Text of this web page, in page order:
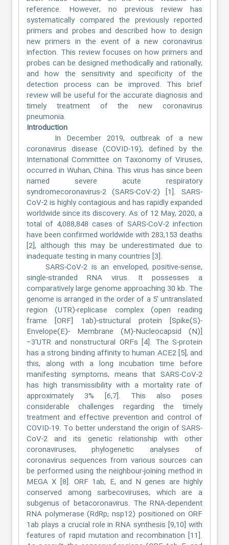
reference. However, no previous review has
systematically compared the previously reported
primers and probes and described how to design
new primers in the event of a new coronavirus
infection. This review focuses on how primers and
probes can be designed methodically and rationally,
and how the sensitivity and specificity of the
detection process can be improved. This brief
review will be useful for the accurate diagnosis and
timely treatment of the new coronavirus
pneumonia.
Introduction
In December 2019, outbreak of a new
coronavirus disease (COVID-19), defined by the
International Committee on Taxonomy of Viruses,
occurred in Wuhan, China. This virus has since been
named severe acute respiratory
syndromecoronavirus-2 (SARS-CoV-2) [1]. SARS-
CoV-2 is highly contagious and has rapidly expanded
worldwide since its discovery. As of 12 May, 2020, a
total of 4,088,848 cases of SARS-CoV-2 infection
have been confirmed worldwide with 283,153 deaths
[2], although this may be underestimated due to
inadequate testing in many countries [3].
SARS-CoV-2 is an enveloped, positive-sense,
single-stranded RNA virus. It possesses a
comparatively large genome approaching 30 kb. The
genome is arranged in the order of a 5′ untranslated
region (UTR)-replicase complex (open reading
frame [ORF] 1ab)-structural protein [Spike(S)-
Envelope(E)- Membrane (M)-Nucleocapsid (N)]
−3′UTR and nonstructural ORFs [4]. The S-protein
has a strong binding affinity to human ACE2 [5], and
this, along with a long incubation time before
manifesting symptoms, means that SARS-CoV-2
has high transmissibility with a mortality rate of
approximately 3% [6,7]. This also poses
considerable challenges regarding the timely
treatment and effective prevention and control of
COVID-19. To better understand the origin of SARS-
CoV-2 and its genetic relationship with other
coronaviruses, phylogenetic analyses of
coronavirus sequences from various sources can
be performed using the neighbour-joining method in
MEGA X [8]. ORF 1ab, E, and N genes are highly
conserved among sarbecoviruses, which are a
subgenus of betacoronavirus. The RNA-dependent
RNA polymerase (RdRp; nsp12) positioned on ORF
1ab plays a crucial role in RNA synthesis [9,10] with
features of rapid mutation and recombination [11].